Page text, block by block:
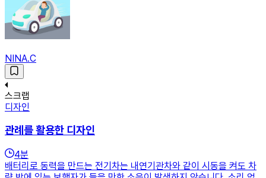
NINA.C
스크랩
디자인
관례를 활용한 디자인
4분
배터리로 동력을 만드는 전기차는 내연기관차와 같이 시동을 켜도 차